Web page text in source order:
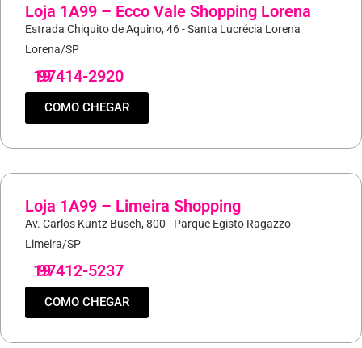
Loja 1A99 – Ecco Vale Shopping Lorena
Estrada Chiquito de Aquino, 46 - Santa Lucrécia Lorena
Lorena/SP
19
97414-2920
COMO CHEGAR
Loja 1A99 – Limeira Shopping
Av. Carlos Kuntz Busch, 800 - Parque Egisto Ragazzo
Limeira/SP
19
97412-5237
COMO CHEGAR